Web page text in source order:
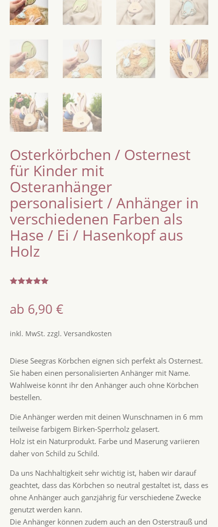
Osterkörbchen / Osternest
für Kinder mit
Osteranhänger
personalisiert / Anhänger in
verschiedenen Farben als
Hase / Ei / Hasenkopf aus
Holz
von 5,
basierend
ertungen
ab 6,90 €
inkl. MwSt. zzgl. Versandkosten
Diese Seegras Körbchen eignen sich perfekt als Osternest.
Sie haben einen personalisierten Anhänger mit Name.
Wahlweise könnt ihr den Anhänger auch ohne Körbchen
bestellen.
Die Anhänger werden mit deinen Wunschnamen in 6 mm
teilweise farbigem Birken-Sperrholz gelasert.
Holz ist ein Naturprodukt. Farbe und Maserung variieren
daher von Schild zu Schild.
Da uns Nachhaltigkeit sehr wichtig ist, haben wir darauf
geachtet, dass das Körbchen so neutral gestaltet ist, dass es
ohne Anhänger auch ganzjährig für verschiedene Zwecke
genutzt werden kann.
Die Anhänger können zudem auch an den Osterstrauß und